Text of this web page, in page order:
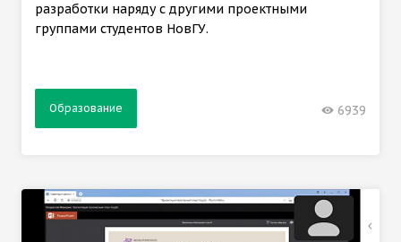
разработки наряду с другими проектными
группами студентов НовГУ.
Образование 6939